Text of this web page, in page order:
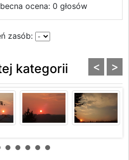
ocena: 0 głosów
zasób:
kategorii < >